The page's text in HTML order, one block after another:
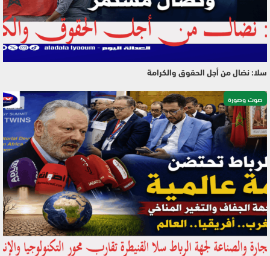
سلا: نضال من أجل الحقوق والكرامة
صوت وصورة